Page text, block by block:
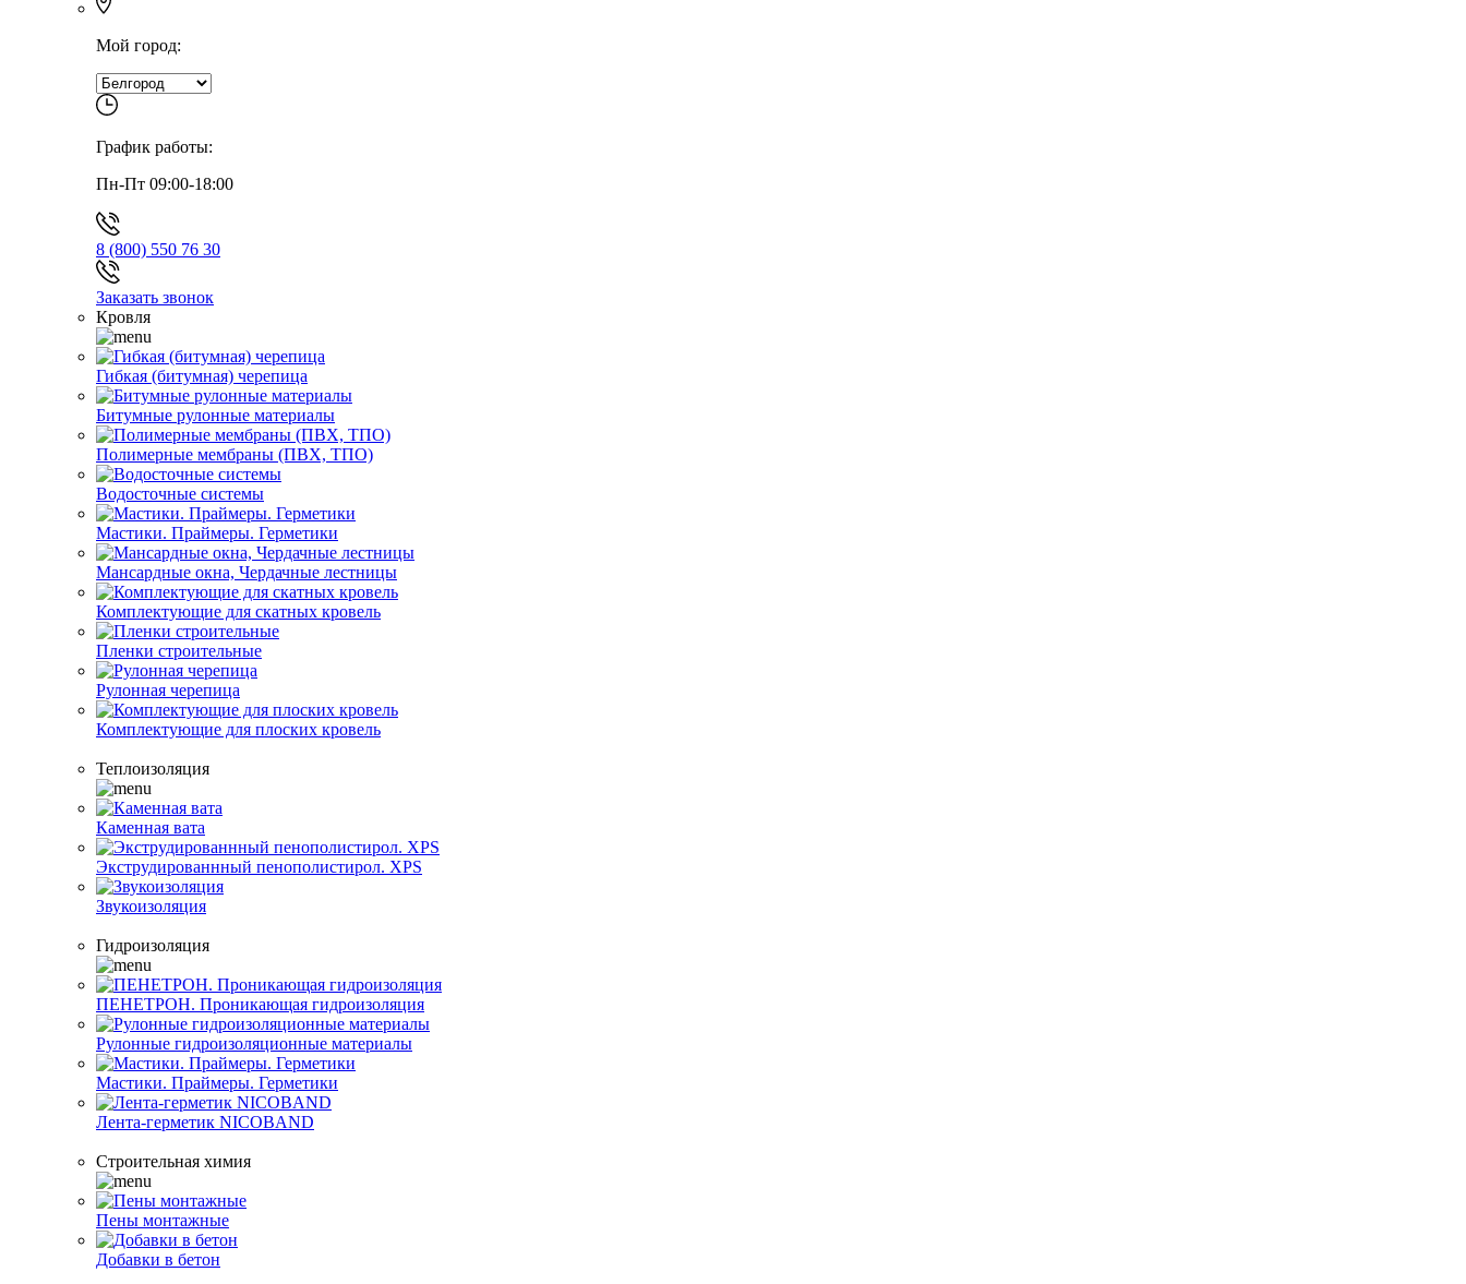
Мой город:
График работы:
Пн-Пт 09:00-18:00
8 (800) 550 76 30
Заказать звонок
Кровля
Гибкая (битумная) черепица
Битумные рулонные материалы
Полимерные мембраны (ПВХ, ТПО)
Водосточные системы
Мастики. Праймеры. Герметики
Мансардные окна, Чердачные лестницы
Комплектующие для скатных кровель
Пленки строительные
Рулонная черепица
Комплектующие для плоских кровель
Теплоизоляция
Каменная вата
Экструдированнный пенополистирол. XPS
Звукоизоляция
Гидроизоляция
ПЕНЕТРОН. Проникающая гидроизоляция
Рулонные гидроизоляционные материалы
Мастики. Праймеры. Герметики
Лента-герметик NICOBAND
Строительная химия
Пены монтажные
Добавки в бетон